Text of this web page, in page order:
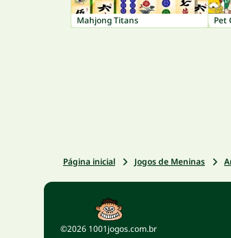
Mahjong Titans Pet
Página inicial Jogos de Meninas
©2026 1001jogos.com.br